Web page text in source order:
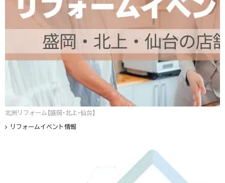
北洲リフォーム【盛岡・北上・仙台】
リフォームイベント情報